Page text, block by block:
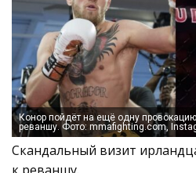
Конор пойдёт на ещё одну
реваншу. Фото: mmafighting.com,
Скандальный визит